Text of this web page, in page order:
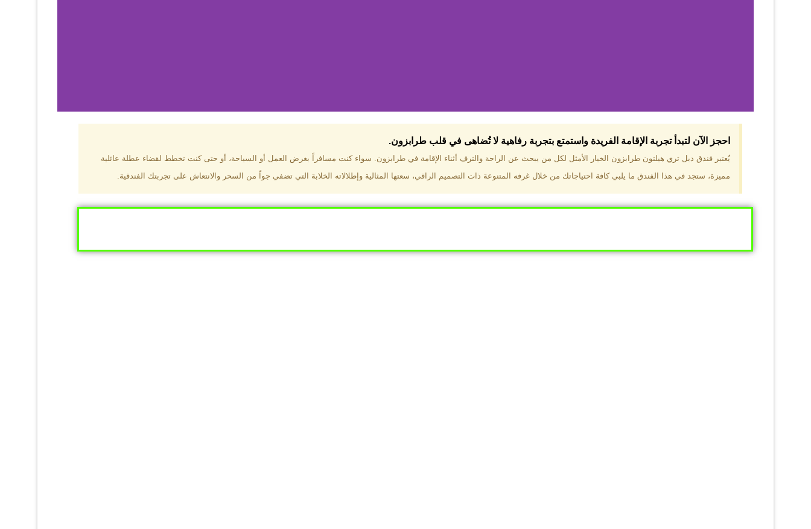
لماذا تختار فندق دبل تري هيلتون طرابزون؟
والجبال الخضراء. مرافق متكاملة تشمل مسبحًا داخليًا، سبا، صالة ألعاب رياضية، ومطاعم عالمية.
احجز الآن لتبدأ تجربة الإقامة الفريدة واستمتع بتجربة رفاهية لا تُضاهى في قلب طرابزون.​
يُعتبر فندق دبل تري هيلتون طرابزون الخيار الأمثل لكل من يبحث عن الراحة والترف أثناء الإقامة في طرابزون. سواء كنت مسافراً بغرض العمل أو السياحة، أو حتى كنت تخطط لقضاء عطلة عائلية
مميزة، ستجد في هذا الفندق ما يلبي كافة احتياجاتك من خلال غرفه المتنوعة ذات التصميم الراقي، سعتها المثالية وإطلالاته الخلابة التي تضفي جواً من السحر والانتعاش على تجربتك الفندقية.